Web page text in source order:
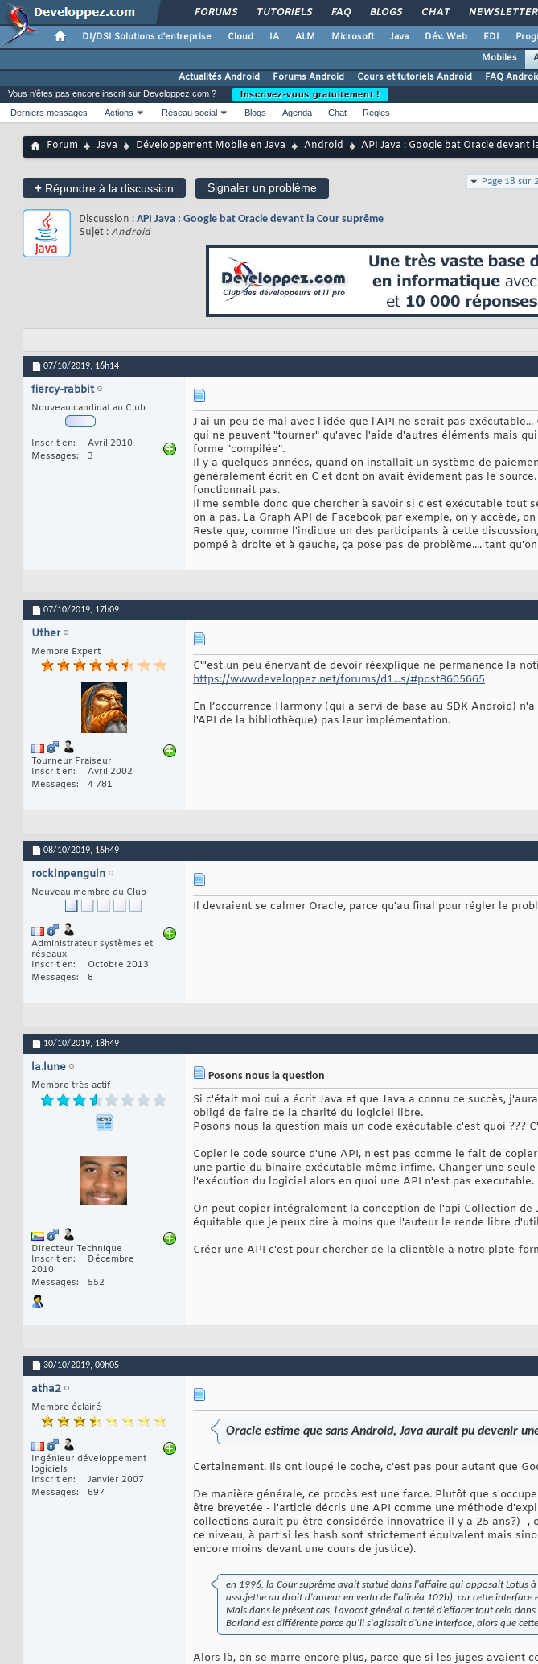
FORUMS TUTORIELS FAQ BLOGS CHAT NEWSLETTER
DI/DSI Solutions d'entreprise Cloud IA ALM Microsoft Java Dév. Web EDI
Mobiles
Actualités Android
Forums Android Cours et tutoriels Android FAQ
Vous n'êtes pas encore inscrit sur Developpez.com ?
Inscrivez-vous gratuitement !
Derniers messages
Actions Réseau social Blogs Agenda Chat Règles
Forum Java Développement Mobile en Java Android API Java : Google bat Oracle devant
+ Répondre à la discussion Signaler un problème Page 18 sur
Discussion : API Java : Google bat Oracle devant la Cour suprême
Sujet :Android
07/10/2019, 16h14
fiercy-rabbit
Nouveau candidat au Club
Inscrit en
Avril 2010
Messages
3
J'ai un peu de mal avec l'idée que l'API ne serait pas
qui ne peuvent "tourner" qu'avec l'aide d'autres éléments mais
forme "compilée".
Il y a quelques années, quand on installait un système de
généralement écrit en C et dont on avait évidement pas le
fonctionnait pas.
Il me semble donc que chercher à savoir si c'est exécutable tout
on a pas. La Graph API de Facebook par exemple, on y accède,
Reste que, comme l'indique un des participants à cette
pompé à droite et à gauche, ça pose pas de problème.... tant
07/10/2019, 17h09
Uther
Membre Expert
Tourneur Fraiseur
Inscrit en
Avril 2002
Messages
4 781
C"'est un peu énervant de devoir réexplique ne permanence la
https://www.developpez.net/forums/d1...s/#post8605665
En l’occurrence Harmony (qui a servi de base au SDK Android)
l'API de la bibliothèque) pas leur implémentation.
08/10/2019, 16h49
rockinpenguin
Nouveau membre du Club
Administrateur systèmes et
réseaux
Inscrit en
Octobre 2013
Messages
8
Il devraient se calmer Oracle, parce qu'au final pour régler le
10/10/2019, 18h49
la.lune
Membre très actif
Directeur Technique
Inscrit en
Décembre
2010
Messages
552
Posons nous la question
Si c'était moi qui a écrit Java et que Java a connu ce succès,
obligé de faire de la charité du logiciel libre.
Posons nous la question mais un code exécutable c'est quoi ???
Copier le code source d'une API, n'est pas comme le fait de
une partie du binaire exécutable même infime. Changer une
l'exécution du logiciel alors en quoi une API n'est pas executable.
On peut copier intégralement la conception de l'api Collection
équitable que je peux dire à moins que l'auteur le rende libre
Créer une API c'est pour chercher de la clientèle à notre plate-
30/10/2019, 00h05
atha2
Membre éclairé
Ingénieur développement
logiciels
Inscrit en
Janvier 2007
Messages
697
Oracle estime que sans Android, Java aurait pu devenir
Certainement. Ils ont loupé le coche, c'est pas pour autant que
De manière générale, ce procès est une farce. Plutôt que
être brevetée - l'article décris une API comme une méthode
collections aurait pu être considérée innovatrice il y a 25 ans?) -
ce niveau, à part si les hash sont strictement équivalent mais
encore moins devant une cours de justice).
en 1996, la Cour suprême avait statué dans l'affaire qui opposait
assujettie au droit d'auteur en vertu de l'alinéa 102b), car cette
Mais dans le présent cas, l’avocat général a tenté d’effacer tout cela
Borland est différente parce qu'il s'agissait d'une interface, alors que
Alors là, on se marre encore plus, parce que si les juges avaient